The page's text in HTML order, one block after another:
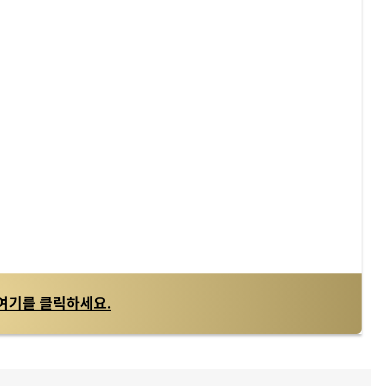
기를 클릭하세요.